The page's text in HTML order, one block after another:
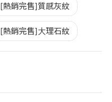
[熱銷完售]質感灰紋
[熱銷完售]大理石紋